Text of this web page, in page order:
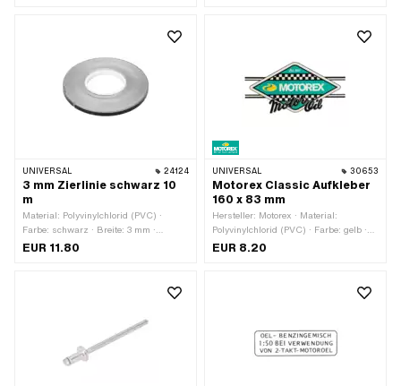
Rückseite: Klebstoff · Verwendungsort:
UNIVERSAL 24124
3 mm Zierlinie schwarz 10
m
Material: Polyvinylchlorid (PVC) ·
Farbe: schwarz · Breite: 3 mm ·
Gesamtlänge: 10000 mm ·
EUR 11.80
UNIVERSAL 30653
Motorex Classic Aufkleber
160 x 83 mm
Hersteller: Motorex · Material:
Polyvinylchlorid (PVC) · Farbe: gelb ·
Farbe: grün · Farbe: schwarz · Breite:
benzinbeständig · Verwendungsort:
EUR 8.20